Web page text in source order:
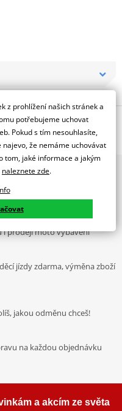
zlaté barvě, těsněný NX-
zároveň s nejkvalitnějším
vydrží. Jako jediný má navíc
Je nejpevnější, nejtužší,
se trochu liší vlastnosti
doplňky i náhradní
i prodeji moto vybavení
jízdy zdarma, výměna zboží
jakou odměnu chceš!
na každou objednávku
a akcím ze světa
z prohlížení našich stránek a
potřebujeme uchovat
Pokud s tím nesouhlasíte,
že nemáme uchovávat
tom, jaké informace a jakým
naleznete zde.